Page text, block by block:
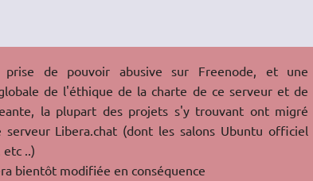
de pouvoir abusive sur Freenode, et une
de l'éthique de la charte de ce serveur et de
la plupart des projets s'y trouvant ont migré
Libera.chat (dont les salons Ubuntu officiel
etc ..)
bientôt modifiée en conséquence